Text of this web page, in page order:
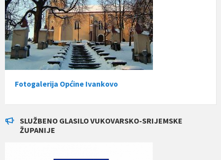
Fotogalerija Općine Ivankovo
SLUŽBENO GLASILO VUKOVARSKO-SRIJEMSKE
ŽUPANIJE